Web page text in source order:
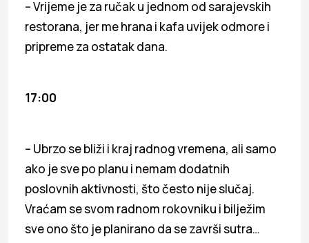
– Vrijeme je za ručak u jednom od sarajevskih
restorana, jer me hrana i kafa uvijek odmore i
pripreme za ostatak dana.
17:00
– Ubrzo se bliži i kraj radnog vremena, ali samo
ako je sve po planu i nemam dodatnih
poslovnih aktivnosti, što često nije slučaj.
Vraćam se svom radnom rokovniku i bilježim
sve ono što je planirano da se završi sutra…